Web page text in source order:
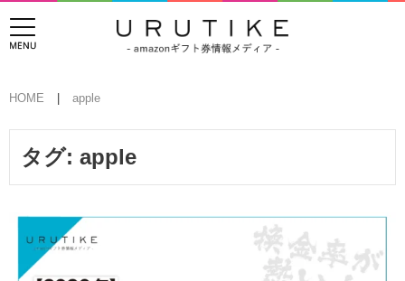
HOME apple
タグ: apple